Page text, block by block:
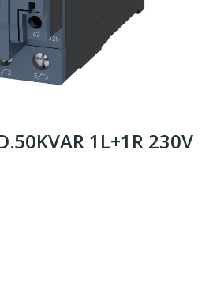
1L+1R 230V